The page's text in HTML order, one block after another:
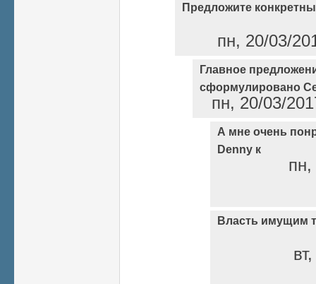
Предложите
пн, 20/03/
Главное
сформулировано
пн, 20/03/
А мне очень
Denny к
Власть имущим